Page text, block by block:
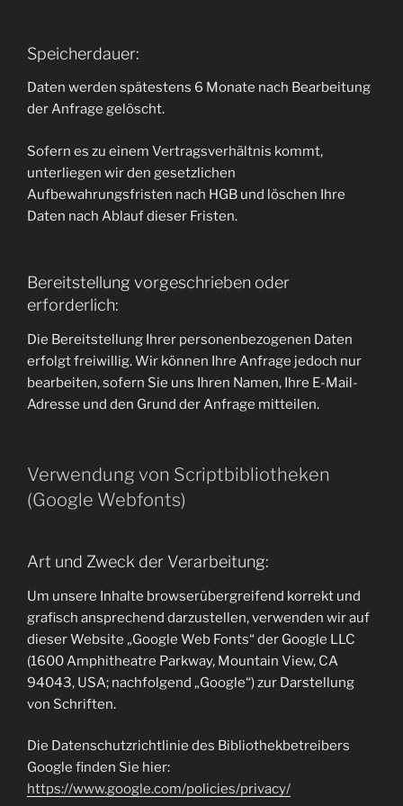
Speicherdauer:
Daten werden spätestens 6 Monate nach Bearbeitung
der Anfrage gelöscht.
Sofern es zu einem Vertragsverhältnis kommt,
unterliegen wir den gesetzlichen
Aufbewahrungsfristen nach HGB und löschen Ihre
Daten nach Ablauf dieser Fristen.
Bereitstellung vorgeschrieben oder
erforderlich:
Die Bereitstellung Ihrer personenbezogenen Daten
erfolgt freiwillig. Wir können Ihre Anfrage jedoch nur
bearbeiten, sofern Sie uns Ihren Namen, Ihre E-Mail-
Adresse und den Grund der Anfrage mitteilen.
Verwendung von Scriptbibliotheken
(Google Webfonts)
Art und Zweck der Verarbeitung:
Um unsere Inhalte browserübergreifend korrekt und
grafisch ansprechend darzustellen, verwenden wir auf
dieser Website „Google Web Fonts“ der Google LLC
(1600 Amphitheatre Parkway, Mountain View, CA
94043, USA; nachfolgend „Google“) zur Darstellung
von Schriften.
Die Datenschutzrichtlinie des Bibliothekbetreibers
Google finden Sie hier:
https://www.google.com/policies/privacy/